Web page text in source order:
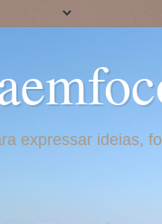
expressar ideias,